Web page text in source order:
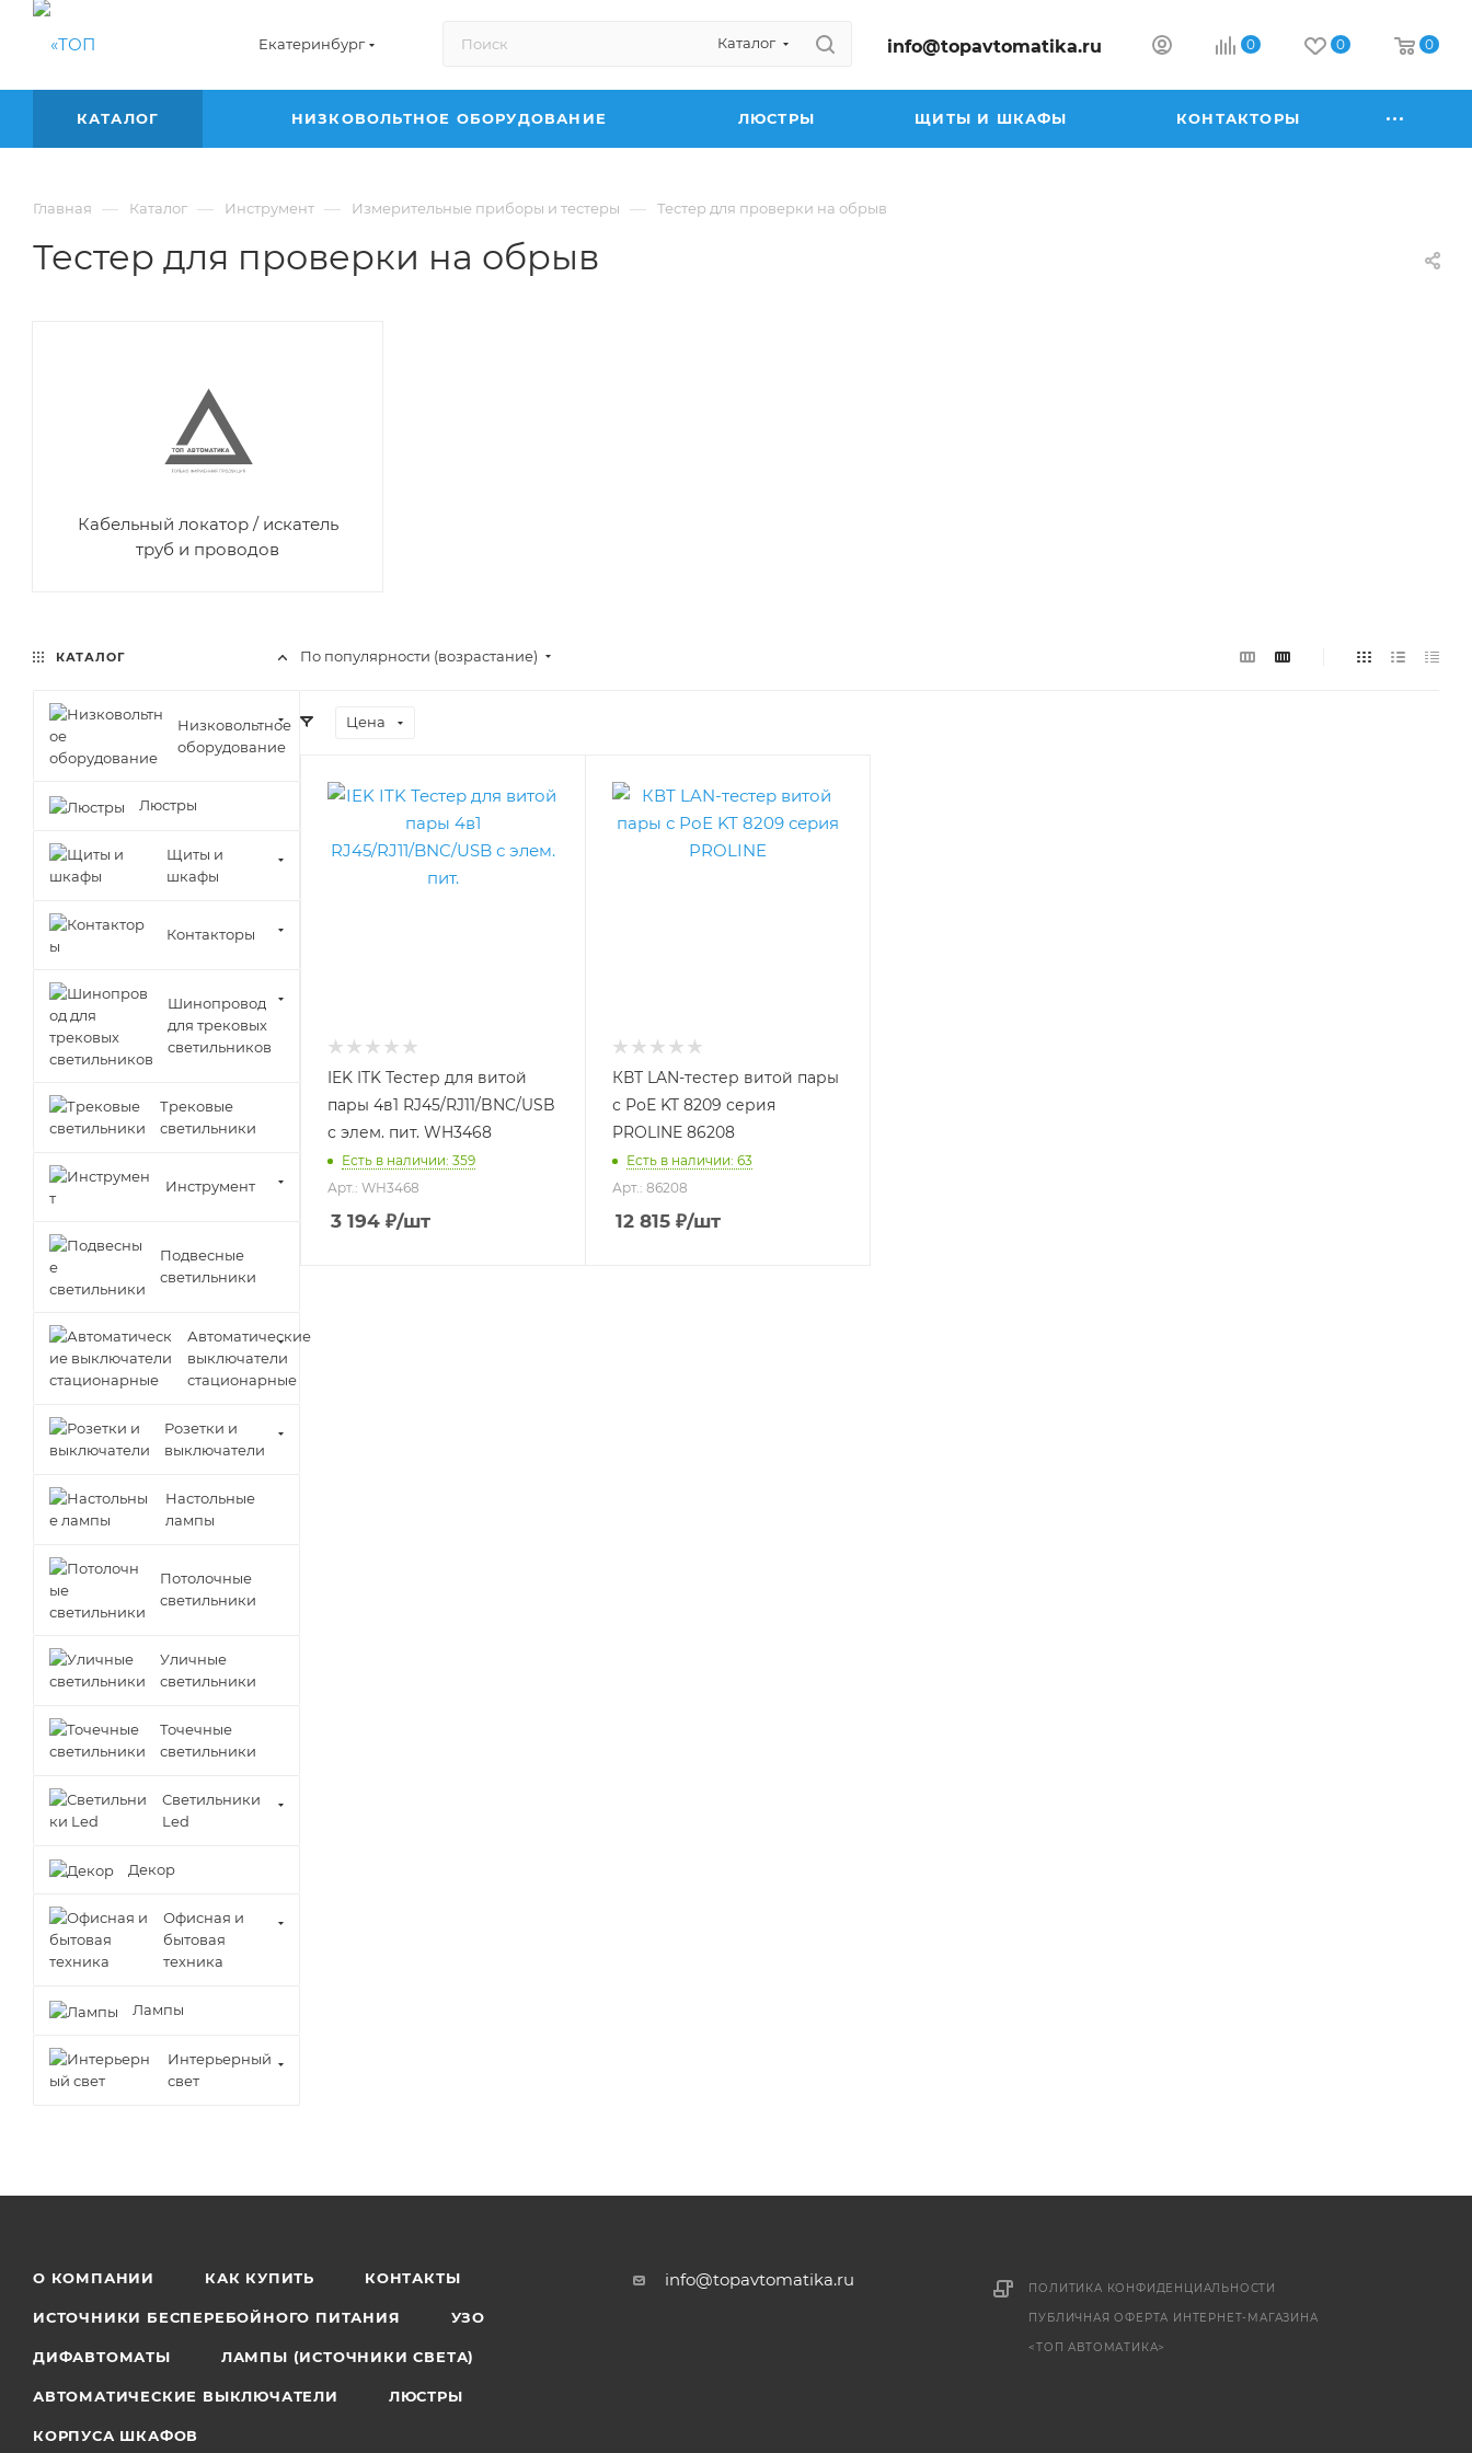
Екатеринбург Каталог info@topavtomatika.ru 0 0 0
КАТАЛОГ НИЗКОВОЛЬТНОЕ ОБОРУДОВАНИЕ ЛЮСТРЫ ЩИТЫ И ШКАФЫ КОНТАКТОРЫ
Главная — Каталог — Инструмент — Измерительные приборы и тестеры — Тестер для проверки на обрыв
Тестер для проверки на обрыв
Кабельный локатор / искатель
труб и проводов
По популярности (возрастание)
Цена
IEK ITK Тестер для витой
пары 4в1 RJ45/RJ11/BNC/USB
с элем. пит. WH3468
Есть в наличии: 359
Арт.: WH3468
3 194 ₽/шт
КВТ LAN-тестер витой пары
с РоЕ KT 8209 серия
PROLINE 86208
Есть в наличии: 63
Арт.: 86208
12 815₽/шт
КАТАЛОГ
Низковольтное
оборудование
Люстры
Щиты и
шкафы
Контакторы
Шинопровод
для трековых
светильников
Трековые
светильники
Инструмент
Подвесные
светильники
Автоматические
выключатели
стационарные
Розетки и
выключатели
Настольные
лампы
Потолочные
светильники
Уличные
светильники
Точечные
светильники
Светильники
Led
Декор
Офисная и
бытовая
техника
Лампы
Интерьерный
свет
О КОМПАНИИ КАК КУПИТЬ КОНТАКТЫ
ИСТОЧНИКИ БЕСПЕРЕБОЙНОГО ПИТАНИЯ УЗО
ДИФАВТОМАТЫ ЛАМПЫ (ИСТОЧНИКИ СВЕТА)
АВТОМАТИЧЕСКИЕ ВЫКЛЮЧАТЕЛИ ЛЮСТРЫ
КОРПУСА ШКАФОВ
info@topavtomatika.ru ПОЛИТИКА КОНФИДЕНЦИАЛЬНОСТИ
ПУБЛИЧНАЯ ОФЕРТА ИНТЕРНЕТ-МАГАЗИНА
<ТОП АВТОМАТИКА>